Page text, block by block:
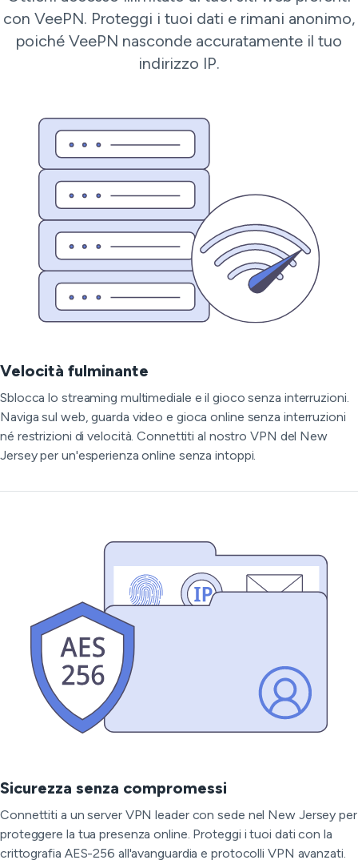
con VeePN. Proteggi i tuoi dati e rimani anonimo,
poiché VeePN nasconde accuratamente il tuo
indirizzo IP.
Velocità fulminante
Sblocca lo streaming multimediale e il gioco senza interruzioni.
Naviga sul web, guarda video e gioca online senza interruzioni
né restrizioni di velocità. Connettiti al nostro VPN del New
Jersey per un'esperienza online senza intoppi.
Sicurezza senza compromessi
Connettiti a un server VPN leader con sede nel New Jersey per
proteggere la tua presenza online. Proteggi i tuoi dati con la
crittografia AES-256 all'avanguardia e protocolli VPN avanzati.